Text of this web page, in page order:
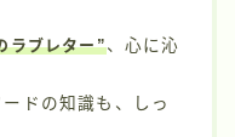
ラブレター”、心に沁
ドの知識も、しっ